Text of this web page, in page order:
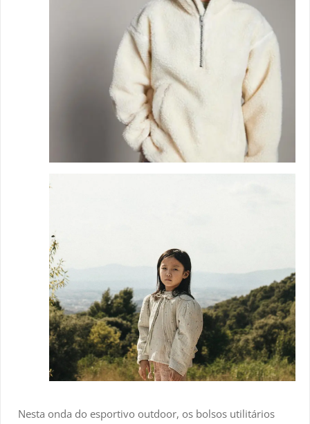
Nesta onda do esportivo outdoor, os bolsos utilitários